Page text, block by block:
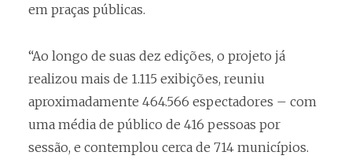
em praças públicas.
“Ao longo de suas dez edições, o projeto já
realizou mais de 1.115 exibições, reuniu
aproximadamente 464.566 espectadores – com
uma média de público de 416 pessoas por
sessão, e contemplou cerca de 714 municípios.